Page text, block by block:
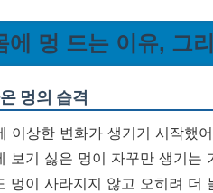
에 멍 드는 이유, 그
멍의 습격
이상한 변화가 생기기 시작했
보기 싫은 멍이 자꾸만 생기는
멍이 사라지지 않고 오히려